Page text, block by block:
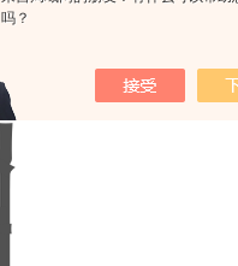
吗？